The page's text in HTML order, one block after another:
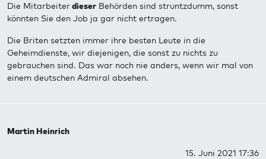
Die Mitarbeiterdieser Behörden sind struntzdumm, sonst
könnten Sie den Job ja gar nicht ertragen.
Die Briten setzten immer ihre besten Leute in die
Geheimdienste, wir diejenigen, die sonst zu nichts zu
gebrauchen sind. Das war noch nie anders, wenn wir mal von
einem deutschen Admiral absehen.
Martin Heinrich
15. Juni 2021 17:36